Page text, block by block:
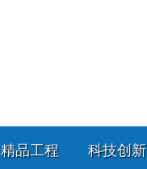
精品工程 科技创新